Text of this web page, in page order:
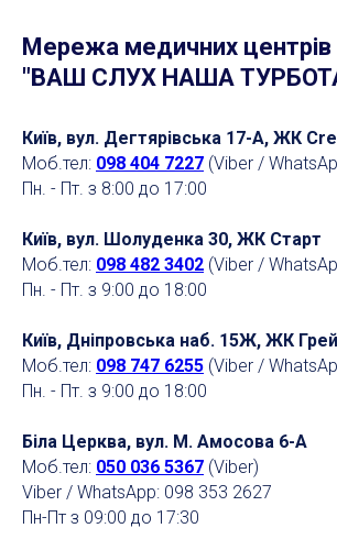
Мережа медичних центрів
"ВАШ СЛУХ НАША
Київ, вул. Дегтярівська 17-А, ЖК
Моб.тел: 098 404 7227 (Viber /
Пн. - Пт. з 8:00 до 17:00
Київ, вул. Шолуденка 30, ЖК Старт
Моб.тел: 098 482 3402 (Viber /
Пн. - Пт. з 9:00 до 18:00
Київ, Дніпровська наб. 15Ж, ЖК
Моб.тел: 098 747 6255 (Viber /
Пн. - Пт. з 9:00 до 18:00
Біла Церква, вул. М. Амосова 6-А
Моб.тел: 050 036 5367 (Viber)
Viber / WhatsApp: 098 353 2627
Пн-Пт з 09:00 до 17:30